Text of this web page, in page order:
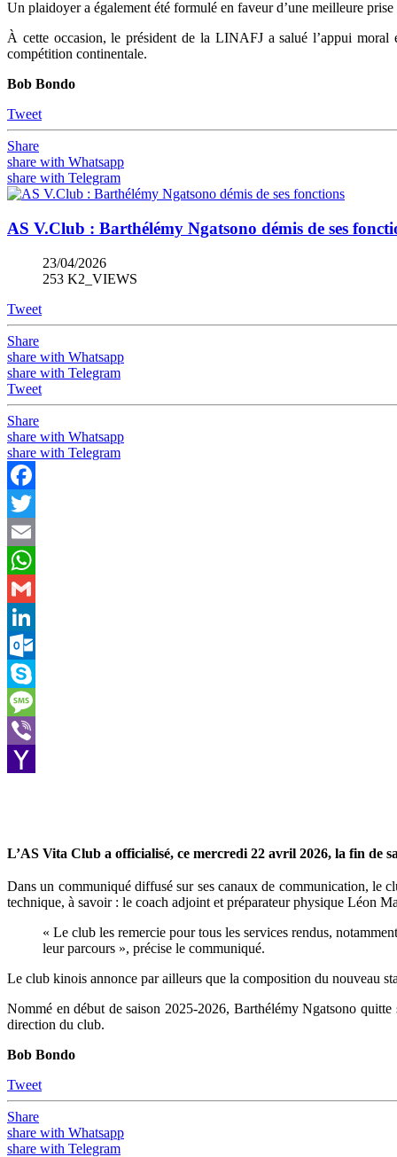
Un plaidoyer a également été formulé en faveur d’une meilleure
À cette occasion, le président de la LINAFJ a salué l’appui moral
compétition continentale.
Bob Bondo
Tweet
Share
share with Whatsapp
share with Telegram
AS V.Club : Barthélémy Ngatsono démis de ses
23/04/2026
253 K2_VIEWS
Tweet
Share
share with Whatsapp
share with Telegram
Tweet
Share
share with Whatsapp
share with Telegram
Facebook
Twitter
Email
WhatsApp
Gmail
LinkedIn
Outlook.com
Skype
Message
Viber
L’AS Vita Club a officialisé, ce mercredi 22 avril 2026, la fin de
Dans un communiqué diffusé sur ses canaux de communication, le
technique, à savoir : le coach adjoint et préparateur physique Léon
« Le club les remercie pour tous les services rendus,
leur parcours », précise le communiqué.
Le club kinois annonce par ailleurs que la composition du nouveau
Nommé en début de saison 2025-2026, Barthélémy Ngatsono
direction du club.
Bob Bondo
Tweet
Share
share with Whatsapp
share with Telegram